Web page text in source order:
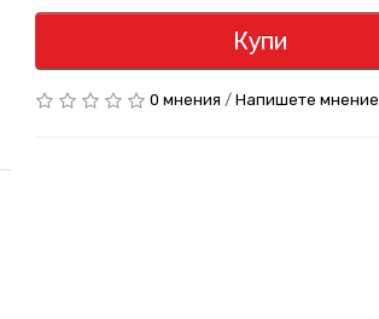
Купи
0 мнения / Напишете мнение